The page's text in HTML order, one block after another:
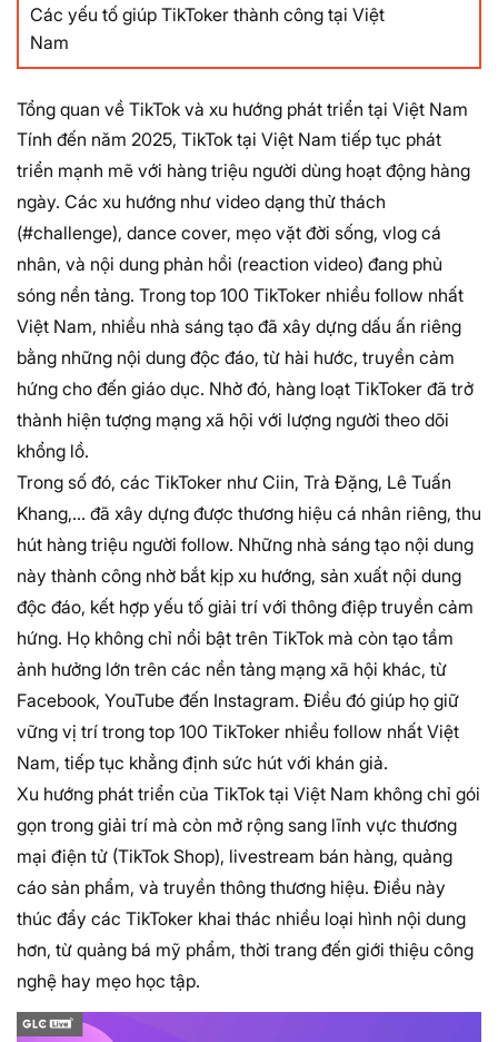
Các yếu tố giúp TikToker thành công tại Việt
Nam
Tổng quan về TikTok và xu hướng phát triển tại Việt Nam
Tính đến năm 2025, TikTok tại Việt Nam tiếp tục phát
triển mạnh mẽ với hàng triệu người dùng hoạt động hàng
ngày. Các xu hướng như video dạng thử thách
(#challenge), dance cover, mẹo vặt đời sống, vlog cá
nhân, và nội dung phản hồi (reaction video) đang phủ
sóng nền tảng. Trong top 100 TikToker nhiều follow nhất
Việt Nam, nhiều nhà sáng tạo đã xây dựng dấu ấn riêng
bằng những nội dung độc đáo, từ hài hước, truyền cảm
hứng cho đến giáo dục. Nhờ đó, hàng loạt TikToker đã trở
thành hiện tượng mạng xã hội với lượng người theo dõi
khổng lồ.
Trong số đó, các TikToker như Ciin, Trà Đặng, Lê Tuấn
Khang,… đã xây dựng được thương hiệu cá nhân riêng, thu
hút hàng triệu người follow. Những nhà sáng tạo nội dung
này thành công nhờ bắt kịp xu hướng, sản xuất nội dung
độc đáo, kết hợp yếu tố giải trí với thông điệp truyền cảm
hứng. Họ không chỉ nổi bật trên TikTok mà còn tạo tầm
ảnh hưởng lớn trên các nền tảng mạng xã hội khác, từ
Facebook, YouTube đến Instagram. Điều đó giúp họ giữ
vững vị trí trong top 100 TikToker nhiều follow nhất Việt
Nam, tiếp tục khẳng định sức hút với khán giả.
Xu hướng phát triển của TikTok tại Việt Nam không chỉ gói
gọn trong giải trí mà còn mở rộng sang lĩnh vực thương
mại điện tử (TikTok Shop), livestream bán hàng, quảng
cáo sản phẩm, và truyền thông thương hiệu. Điều này
thúc đẩy các TikToker khai thác nhiều loại hình nội dung
hơn, từ quảng bá mỹ phẩm, thời trang đến giới thiệu công
nghệ hay mẹo học tập.